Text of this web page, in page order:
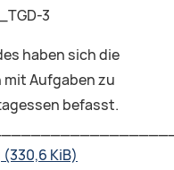
haben sich die
mit Aufgaben zu
befasst.
(330,6 KiB)